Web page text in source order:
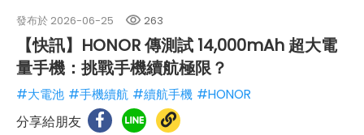
發布於 2026-06-25 263
【快訊】HONOR 傳測試 14,000mAh 超大電
量手機：挑戰手機續航極限？
#大電池 #手機續航 #續航手機 #HONOR
分享給朋友